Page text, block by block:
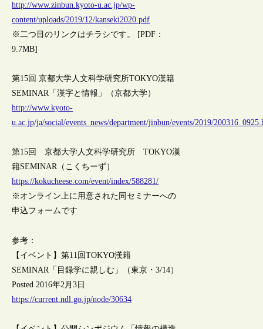
http://www.zinbun.kyoto-u.ac.jp/wp-
content/uploads/2019/12/kanseki2020.pdf
※二つ目のリンクはチラシです。 [PDF：
9.7MB]
第15回 京都大学人文科学研究所TOKYO漢籍
SEMINAR「漢字と情報」（京都大学）
http://www.kyoto-
u.ac.jp/ja/social/events_news/department/jinbun/events/2019/
第15回 京都大学人文科学研究所 TOKYO漢
籍SEMINAR（こくちーず）
https://kokucheese.com/event/index/588281/
※オンライン上に用意された同セミナーへの
申込フォームです
参考：
【イベント】第11回TOKYO漢籍
SEMINAR「目録学に親しむ」（東京・3/14）
Posted 2016年2月3日
https://current.ndl.go.jp/node/30634